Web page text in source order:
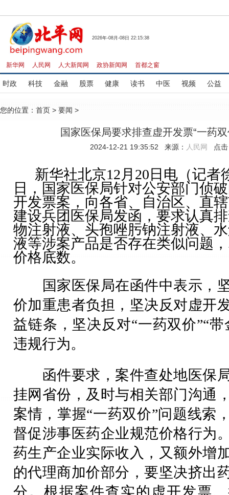
2026年-08月-08日 22:15:38
新华网 人民网 人大新闻网 政协新闻网 首都之窗
时政 科技 金融 股票 健康 读书 中医 视频 公益
您的位置： 首页 > 要闻 >
国家医保局要求排查虚开发票“一药
2024-12-21 19:35:52 来源： 人民网 点击
新华社北京12月20日电（记者
日，国家医保局针对公安部门侦
开发票案，向各省、自治区、直
建设兵团医保局发函，要求认真
物注射液、头孢唑肟钠注射液、
液等涉案产品是否存在类似问题
价格底数。
国家医保局在函件中表示，
价加重患者负担，坚决反对虚开
益链条，坚决反对“一药双价”“
违规行为。
函件要求，案件查处地医保
挂网省份，及时与相关部门沟通
案情，掌握“一药双价”问题线索
督促涉事医药企业规范价格行为
药生产企业实际收入，又额外增
的代理商加价部分，要坚决挤出
分。根据案件查实的虚开发票